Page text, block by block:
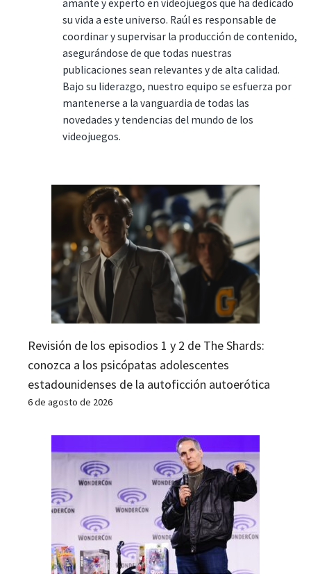
amante y experto en videojuegos que ha dedicado
su vida a este universo. Raúl es responsable de
coordinar y supervisar la producción de contenido,
asegurándose de que todas nuestras
publicaciones sean relevantes y de alta calidad.
Bajo su liderazgo, nuestro equipo se esfuerza por
mantenerse a la vanguardia de todas las
novedades y tendencias del mundo de los
videojuegos.
Revisión de los episodios 1 y 2 de The Shards:
conozca a los psicópatas adolescentes
estadounidenses de la autoficción autoerótica
6 de agosto de 2026